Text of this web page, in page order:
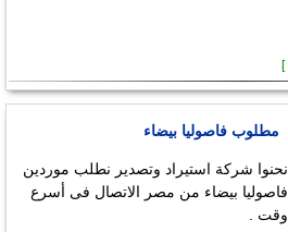
مطلوب فاصوليا بيضاء
نحنوا شركة استيراد وتصدير نطلب موردين
فاصوليا بيضاء من مصر الاتصال فى أسرع
وقت .